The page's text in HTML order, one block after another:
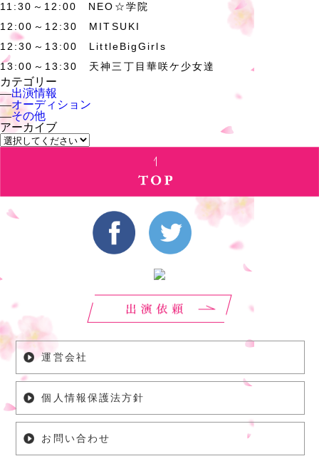
11:30～12:00 NEO☆学院
12:00～12:30 MITSUKI
12:30～13:00 LittleBigGirls
13:00～13:30 天神三丁目華咲ケ少女達
カテゴリー
―出演情報
―オーディション
―その他
アーカイブ
運営会社
個人情報保護法方針
お問い合わせ